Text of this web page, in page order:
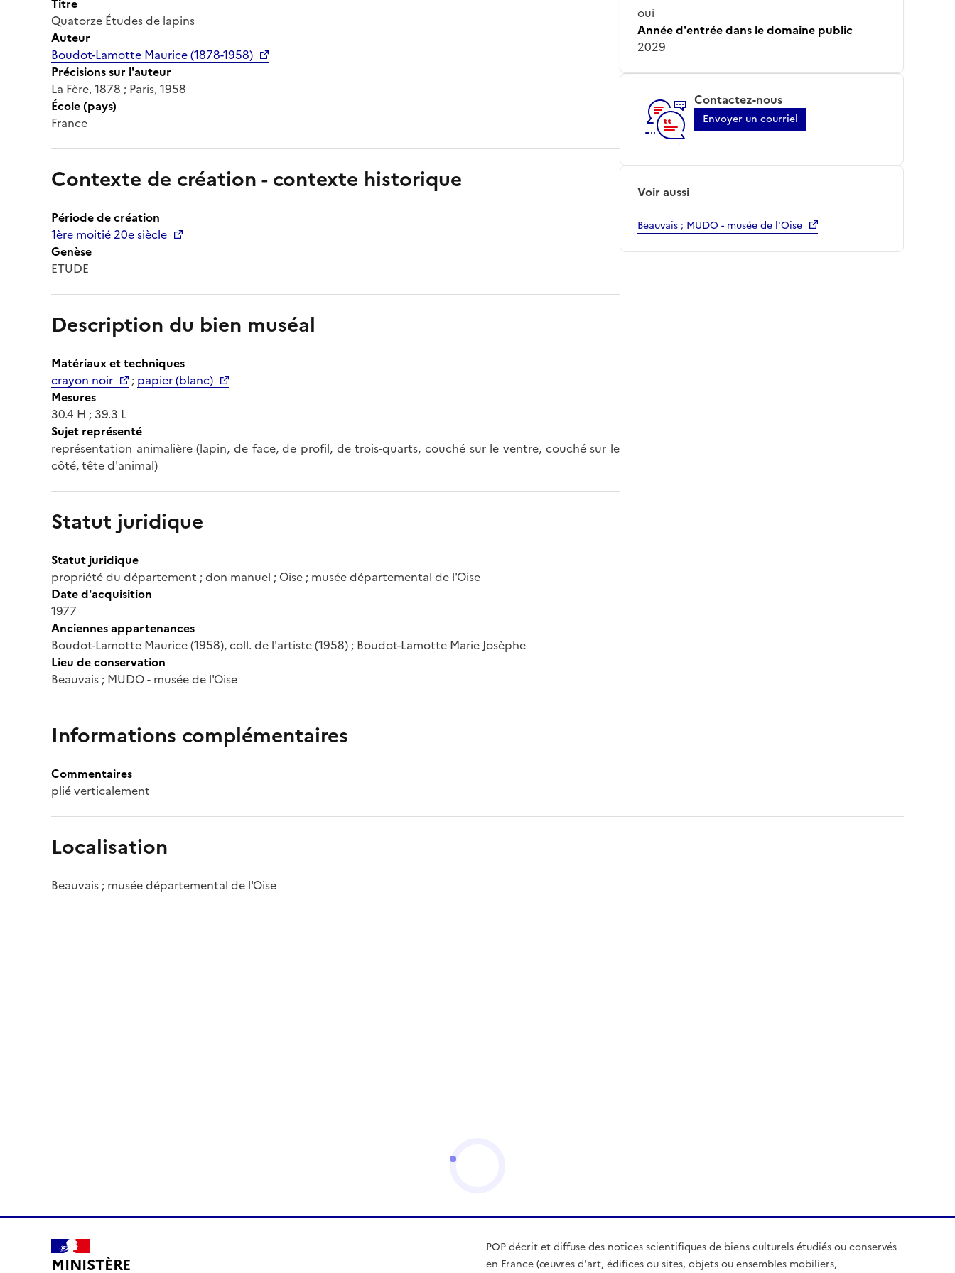
Quatorze Études de lapins
Auteur
Boudot-Lamotte Maurice (1878-1958)
Précisions sur l'auteur
La Fère, 1878 ; Paris, 1958
École (pays)
France
Contexte de création - contexte historique
Période de création
1ère moitié 20e siècle
Genèse
ETUDE
Description du bien muséal
Matériaux et techniques
crayon noir
; papier (blanc)
Mesures
30.4 H ; 39.3 L
Sujet représenté
représentation animalière (lapin, de face, de profil, de trois-quarts, couché sur le ventre, couché sur le
côté, tête d'animal)
Statut juridique
Statut juridique
propriété du département ; don manuel ; Oise ; musée départemental de l'Oise
Date d'acquisition
1977
Anciennes appartenances
Boudot-Lamotte Maurice (1958), coll. de l'artiste (1958) ; Boudot-Lamotte Marie Josèphe
Lieu de conservation
Beauvais ; MUDO - musée de l'Oise
Informations complémentaires
Commentaires
plié verticalement
oui
Année d'entrée dans le domaine public
2029
Contactez-nous
Envoyer un courriel
Voir aussi
Beauvais ; MUDO - musée de l'Oise
Localisation
Beauvais ; musée départemental de l'Oise
MINISTÈRE
POP décrit et diffuse des notices scientifiques de biens culturels étudiés ou conservés
en France (œuvres d'art, édifices ou sites, objets ou ensembles mobiliers,